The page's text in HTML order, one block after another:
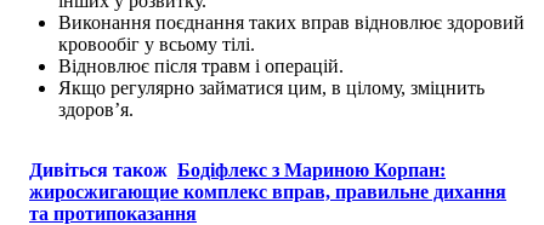
Виконання поєднання таких вправ відновлює здоровий
кровообіг у всьому тілі.
Відновлює після травм і операцій.
Якщо регулярно займатися цим, в цілому, зміцнить
здоров’я.
Дивіться також Бодіфлекс з Мариною Корпан:
жиросжигающие комплекс вправ, правильне дихання
та протипоказання